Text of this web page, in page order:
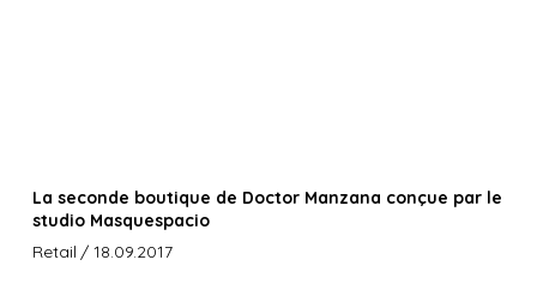
La seconde boutique de Doctor Manzana conçue par le
studio Masquespacio
Retail / 18.09.2017